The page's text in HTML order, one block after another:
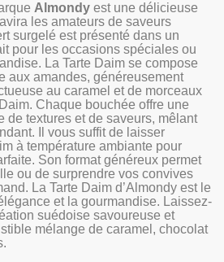
Almondy est une délicieuse
les amateurs de saveurs
surgelé est présenté dans un
pour les occasions spéciales ou
La Tarte Daim se compose
aux amandes, généreusement
au caramel et de morceaux
Chaque bouchée offre une
de textures et de saveurs, mêlant
Il vous suffit de laisser
à température ambiante pour
Son format généreux permet
ou de surprendre vos convives
La Tarte Daim d’Almondy est le
et la gourmandise. Laissez-
suédoise savoureuse et
mélange de caramel, chocolat